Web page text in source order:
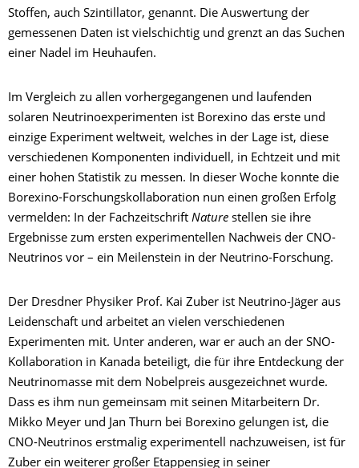
Stoffen, auch Szintillator, genannt. Die Auswertung der
gemessenen Daten ist vielschichtig und grenzt an das Suchen
einer Nadel im Heuhaufen.
Im Vergleich zu allen vorhergegangenen und laufenden
solaren Neutrinoexperimenten ist Borexino das erste und
einzige Experiment weltweit, welches in der Lage ist, diese
verschiedenen Komponenten individuell, in Echtzeit und mit
einer hohen Statistik zu messen. In dieser Woche konnte die
Borexino-Forschungskollaboration nun einen großen Erfolg
vermelden: In der Fachzeitschrift Nature stellen sie ihre
Ergebnisse zum ersten experimentellen Nachweis der CNO-
Neutrinos vor – ein Meilenstein in der Neutrino-Forschung.
Der Dresdner Physiker Prof. Kai Zuber ist Neutrino-Jäger aus
Leidenschaft und arbeitet an vielen verschiedenen
Experimenten mit. Unter anderen, war er auch an der SNO-
Kollaboration in Kanada beteiligt, die für ihre Entdeckung der
Neutrinomasse mit dem Nobelpreis ausgezeichnet wurde.
Dass es ihm nun gemeinsam mit seinen Mitarbeitern Dr.
Mikko Meyer und Jan Thurn bei Borexino gelungen ist, die
CNO-Neutrinos erstmalig experimentell nachzuweisen, ist für
Zuber ein weiterer großer Etappensieg in seiner